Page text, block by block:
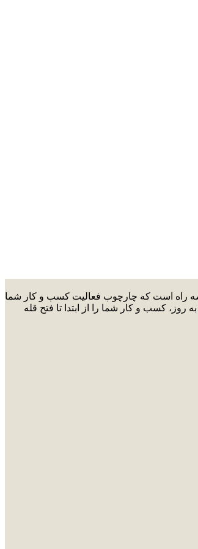
نقشه راه است که چارچوب فعالیت کسب و کار شما
کسب و کار شما را از ابتدا تا فتح قله